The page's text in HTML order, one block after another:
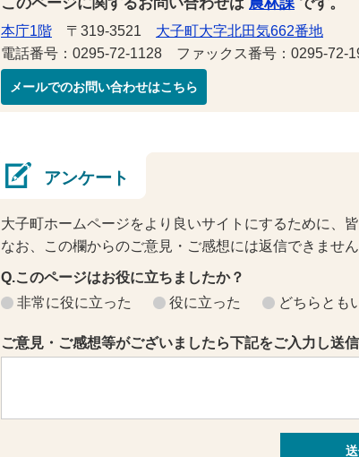
本庁1階 〒319-3521 大子町大字北田気662番地
電話番号：0295-72-1128 ファックス番号：0295-72-
メールでのお問い合わせはこちら
アンケート
大子町ホームページをより良いサイトにするために、
なお、この欄からのご意見・ご感想には返信できませ
Q.このページはお役に立ちましたか？
非常に役に立った
役に立った どちらとも
ご意見・ご感想等がございましたら下記をご入力し送信